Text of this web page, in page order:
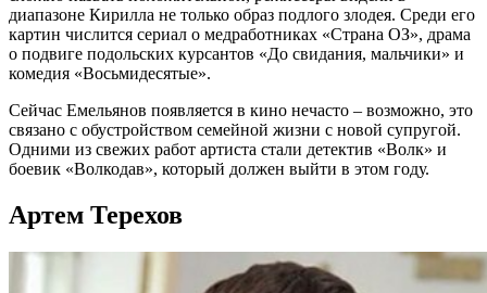
диапазоне Кирилла не только образ подлого злодея. Среди его
картин числится сериал о медработниках «Страна ОЗ», драма
о подвиге подольских курсантов «До свидания, мальчики» и
комедия «Восьмидесятые».
Сейчас Емельянов появляется в кино нечасто – возможно, это
связано с обустройством семейной жизни с новой супругой.
Одними из свежих работ артиста стали детектив «Волк» и
боевик «Волкодав», который должен выйти в этом году.
Артем Терехов